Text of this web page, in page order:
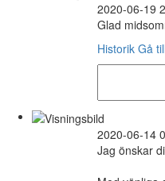
2020-06-19
Glad
Historik Gå till
2020-06-14
Jag önskar